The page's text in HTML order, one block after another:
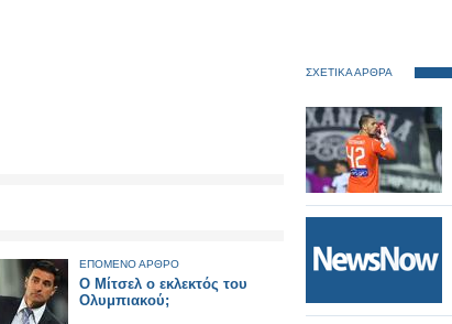
ΕΠΟΜΕΝΟ ΑΡΘΡΟ
Ο Μίτσελ ο εκλεκτός του
Ολυμπιακού;
ΣΧΕΤΙΚΑ ΑΡΘΡΑ